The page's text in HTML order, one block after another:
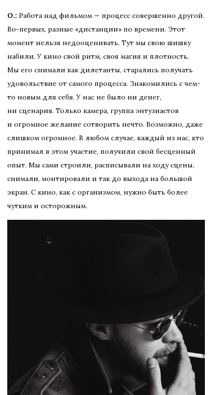
О.: Работа над фильмом — процесс совершенно другой.
Во-первых, разные «дистанции» по времени. Этот
момент нельзя недооценивать. Тут мы свою шишку
набили. У кино свой ритм, своя магия и плотность.
Мы его снимали как дилетанты, старались получать
удовольствие от самого процесса. Знакомились с чем-
то новым для себя. У нас не было ни денег,
ни сценария. Только камера, группа энтузиастов
и огромное желание сотворить нечто. Возможно, даже
слишком огромное. В любом случае, каждый из нас, кто
принимал в этом участие, получили свой бесценный
опыт. Мы сами строили, расписывали на ходу сцены,
снимали, монтировали и так до выхода на большой
экран. С кино, как с организмом, нужно быть более
чутким и осторожным.